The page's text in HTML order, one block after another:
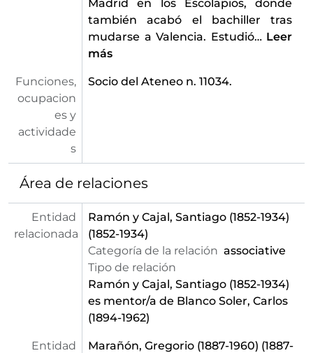
Madrid en los Escolapios, donde
también acabó el bachiller tras
mudarse a Valencia. Estudió… Leer
más
Funciones,
ocupacion
es y
actividade
s
Socio del Ateneo n. 11034.
Área de relaciones
Entidad
relacionada
Ramón y Cajal, Santiago (1852-1934)
(1852-1934)
Categoría de la relación associative
Tipo de relación
Ramón y Cajal, Santiago (1852-1934)
es mentor/a de Blanco Soler, Carlos
(1894-1962)
Entidad
Marañón, Gregorio (1887-1960) (1887-